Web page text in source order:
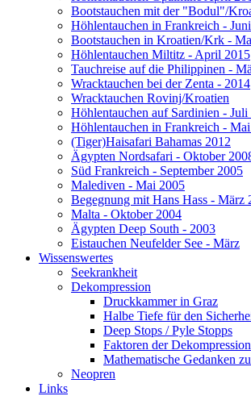
Bootstauchen mit der "Bodul"/
Höhlentauchen in Frankreich -
Bootstauchen in Kroatien/Krk -
Höhlentauchen Miltitz - April 2015
Tauchreise auf die Philippinen -
Wracktauchen bei der Zenta - 2014
Wracktauchen Rovinj/Kroatien
Höhlentauchen auf Sardinien - Juli
Höhlentauchen in Frankreich -
(Tiger)Haisafari Bahamas 2012
Ägypten Nordsafari - Oktober
Süd Frankreich - September 2005
Malediven - Mai 2005
Begegnung mit Hans Hass - März
Malta - Oktober 2004
Ägypten Deep South - 2003
Eistauchen Neufelder See - März
Wissenswertes
Seekrankheit
Dekompression
Druckkammer in Graz
Halbe Tiefe für den
Deep Stops / Pyle Stopps
Faktoren der Dekompression
Mathematische Gedanken
Neopren
Links